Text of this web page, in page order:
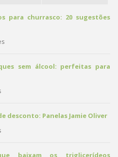
para churrasco: 20 sugestões
sem álcool: perfeitas para
desconto: Panelas Jamie Oliver
baixam os triglicerídeos